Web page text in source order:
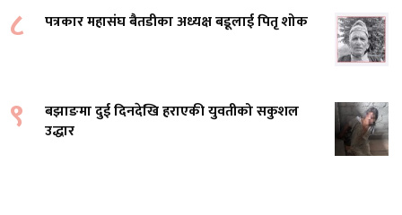
८ पत्रकार महासंघ बैतडीका अध्यक्ष बडूलाई पितृ शोक
९
बझाङमा दुई दिनदेखि हराएकी युवतीको सकुशल
उद्धार